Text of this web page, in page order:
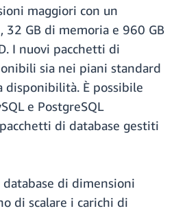
maggiori con un
32 GB di memoria e 960 GB
I nuovi pacchetti di
sia nei piani standard
disponibilità. È possibile
e PostgreSQL
di database gestiti
di dimensioni
di scalare i carichi di